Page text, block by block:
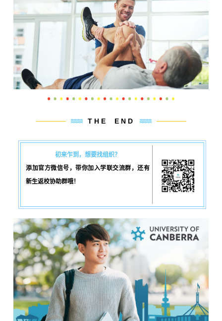
THE END
初来乍到，想要找组织？
添加官方微信号，带你加入学联交流群，还有
新生返校协助群哦！